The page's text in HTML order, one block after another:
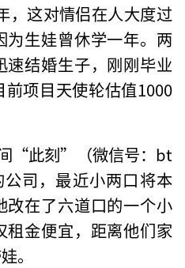
，这对情侣在人大度过
为生娃曾休学一年。两
速结婚生子，刚刚毕业
项目天使轮估值1000
“此刻”（微信号：bt
司，最近小两口将本
改在了六道口的一个小
租金便宜，距离他们家
。